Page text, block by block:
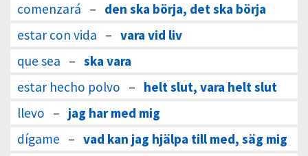
comenzará – den ska börja, det ska börja
estar con vida – vara vid liv
que sea – ska vara
estar hecho polvo – helt slut, vara helt slut
llevo – jag har med mig
dígame – vad kan jag hjälpa till med, säg mig